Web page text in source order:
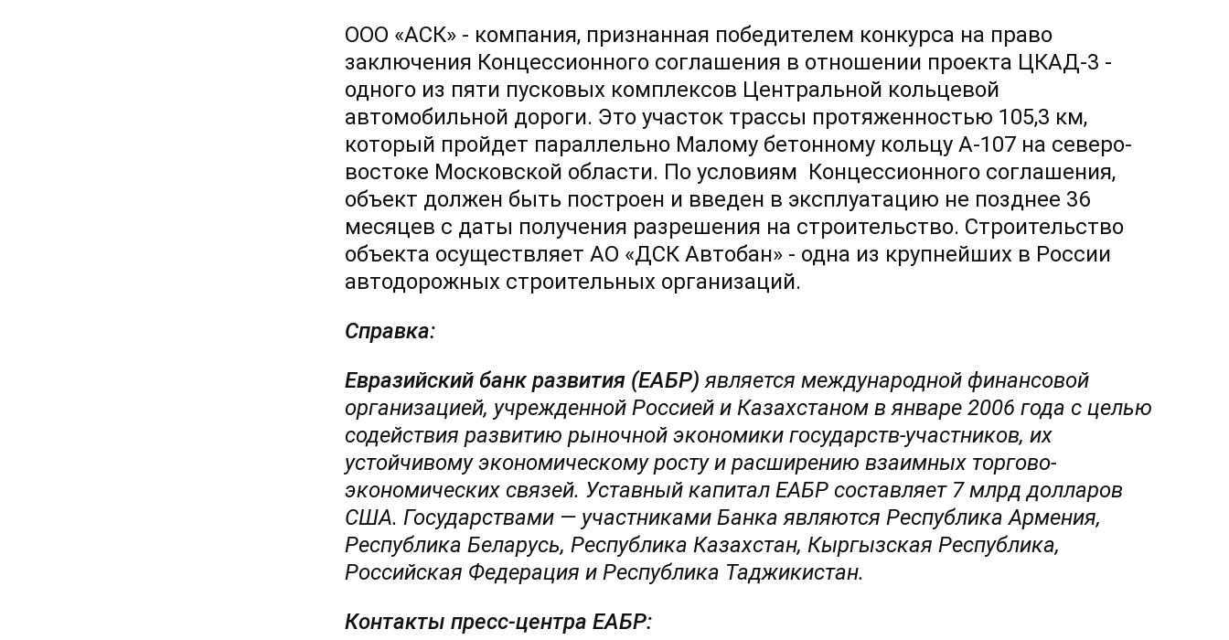
ООО «АСК» - компания, признанная победителем конкурса на право
заключения Концессионного соглашения в отношении проекта ЦКАД-3 -
одного из пяти пусковых комплексов Центральной кольцевой
автомобильной дороги. Это участок трассы протяженностью 105,3 км,
который пройдет параллельно Малому бетонному кольцу А-107 на северо-
востоке Московской области. По условиям Концессионного соглашения,
объект должен быть построен и введен в эксплуатацию не позднее 36
месяцев с даты получения разрешения на строительство. Строительство
объекта осуществляет АО «ДСК Автобан» - одна из крупнейших в России
автодорожных строительных организаций.
Справка:
Евразийский банк развития (ЕАБР)является международной финансовой
организацией, учрежденной Россией и Казахстаном в январе 2006 года с целью
содействия развитию рыночной экономики государств-участников, их
устойчивому экономическому росту и расширению взаимных торгово-
экономических связей. Уставный капитал ЕАБР составляет 7 млрд долларов
США. Государствами — участниками Банка являются Республика Армения,
Республика Беларусь, Республика Казахстан, Кыргызская Республика,
Российская Федерация и Республика Таджикистан.
Контакты пресс-центра ЕАБР: